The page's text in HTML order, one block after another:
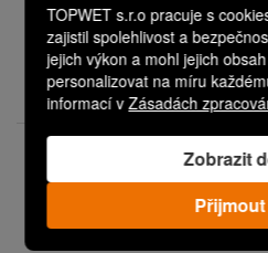
TOPWET s.r.o pracuje s
zajistil spolehlivost a
jejich výkon a mohl jejich
personalizovat na míru
informací vZásadách
Zobrazit
Vaše cena:2 040,00 Kč
TWE 110 V
Vodorovná
integrovanou